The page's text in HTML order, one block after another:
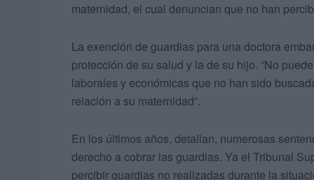
maternidad, el cual denuncian que no han
La exención de guardias para una doctora
protección de su salud y la de su hijo. “No
laborales y económicas que no han sido
relación a su maternidad”.
En los últimos años, detallan, numerosas
derecho a cobrar las guardias. Ya el Tribunal
percibir guardias no realizadas durante la